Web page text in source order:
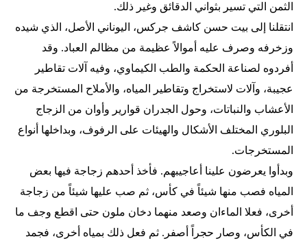
الثمن التي تسير بثواني الدقائق وغير ذلك.
انتقلنا إلى بيت حسن كاشف جركس، اليوناني الأصل، الذي شيده
وزخرفه وصرف عليه أموالاً عظيمة من مظالم العباد. وقد
أفردوه لصناعة الحكمة والطب الكيماوي، وفيه آلات تقاطير
عجيبة، وآلات لاستخراج وتقاطير المياه، والأملاح المستخرجة من
الأعشاب والنباتات، وحول الجدران قوارير وأوان من الزجاج
البلوري المختلف الأشكال والهيئات على الرفوف، وبداخلها أنواع
المستخرجات.
وبدأوا يعرضون علينا أعاجيبهم. فأخذ أحدهم زجاجة فيها بعض
المياه فصب منها شيئاً في كأس، ثم صب عليها شيئاً من زجاجة
أخرى، فعلا الماءان وصعد منهما دخان ملون حتى اقطع وجف ما
في الكأس، وصار حجراً أصفر. ثم فعل ذلك بمياه أخرى، فجمد